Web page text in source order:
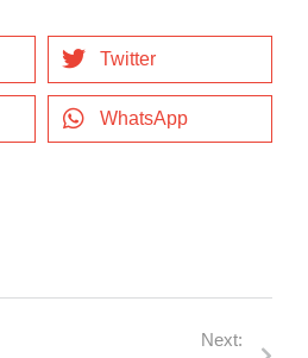
Twitter
WhatsApp
Next: